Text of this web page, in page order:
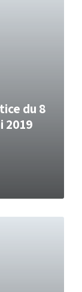
du 8
2019